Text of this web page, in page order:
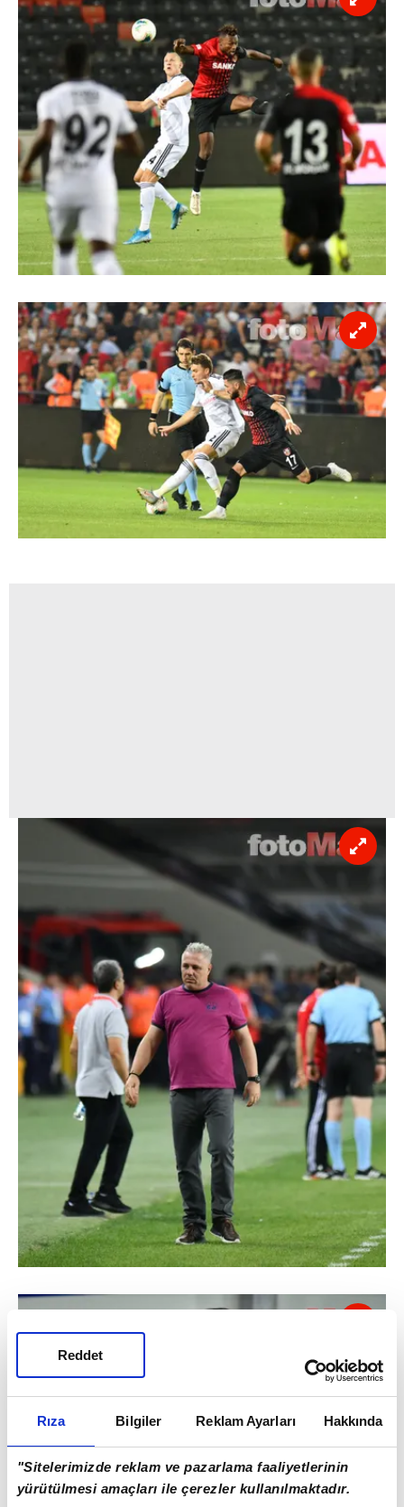
Rıza Bilgiler Reklam Ayarları Hakkında
"Sitelerimizde reklam ve pazarlama faaliyetlerinin
yürütülmesi amaçları ile çerezler kullanılmaktadır.
Reddet